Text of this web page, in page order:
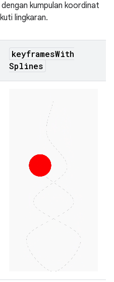
dengan kumpulan koordinat
lingkaran.
keyframesWith
Splines